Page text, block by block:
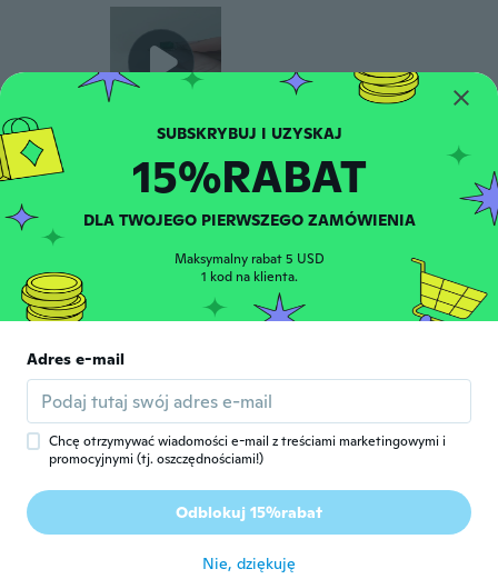
恒 Rok dołączenia 2017 · 57 opinie · 1 przesłane
A Rok dołączenia 2019 241
około 5 roku temu
C Connie
Rok dołączenia 2021 · 16
Rachil
Rok dołączenia 2021 · 16 opinie
15%RABAT
DLA TWOJEGO PIERWSZEGO ZAMÓWIENIA
Maksymalny rabat 5 USD
1 kod na klienta.
Adres e-mail
Chcę otrzymywać wiadomości e-mail z treściami marketingowymi i
promocyjnymi (tj. oszczędnościami!)
Odblokuj 15%rabat
Nie, dziękuję